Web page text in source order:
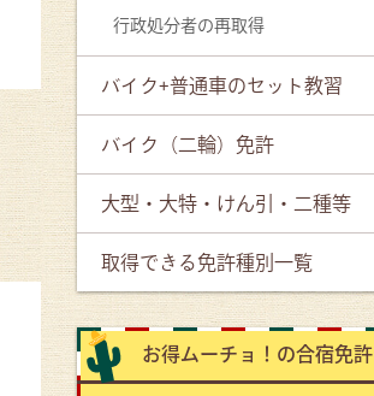
行政処分者の再取得
バイク+普通車のセット教習
バイク（二輪）免許
大型・大特・けん引・二種等
取得できる免許種別一覧
お得ムーチョ！の合宿免許